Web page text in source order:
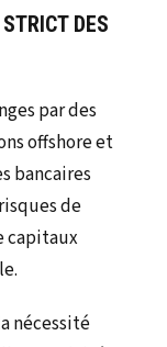
DES
par des
offshore et
bancaires
de
capitaux
nécessité